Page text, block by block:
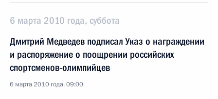
6 марта 2010 года, суббота
Дмитрий Медведев подписал Указ о награждении
и распоряжение о поощрении российских
спортсменов-олимпийцев
6 марта 2010 года, 09:00